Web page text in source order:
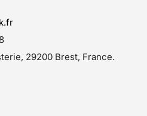
29200 Brest, France.